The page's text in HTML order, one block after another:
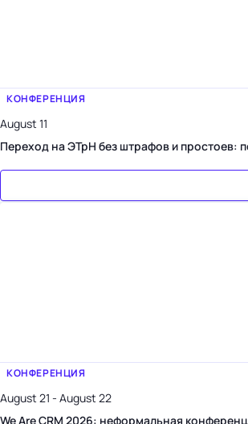
КОНФЕРЕНЦИЯ
August 11
КОНФЕРЕНЦИЯ
August 21 - August 22
We Are CRM 2026: неформальная